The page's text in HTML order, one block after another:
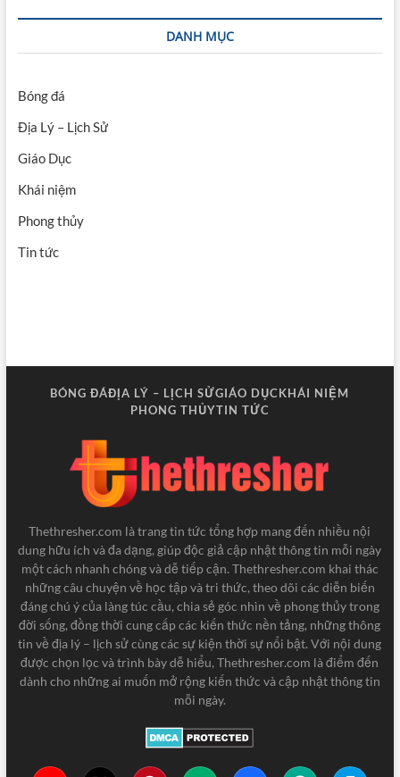
DANH MỤC
Bóng đá
Địa Lý – Lịch Sử
Giáo Dục
Khái niệm
Phong thủy
Tin tức
BÓNG ĐÁĐỊA LÝ – LỊCH SỬGIÁO DỤCKHÁI NIỆM
PHONG THỦYTIN TỨC
Thethresher.com là trang tin tức tổng hợp mang đến nhiều nội
dung hữu ích và đa dạng, giúp độc giả cập nhật thông tin mỗi ngày
một cách nhanh chóng và dễ tiếp cận. Thethresher.com khai thác
những câu chuyện về học tập và tri thức, theo dõi các diễn biến
đáng chú ý của làng túc cầu, chia sẻ góc nhìn về phong thủy trong
đời sống, đồng thời cung cấp các kiến thức nền tảng, những thông
tin về địa lý – lịch sử cùng các sự kiện thời sự nổi bật. Với nội dung
được chọn lọc và trình bày dễ hiểu, Thethresher.com là điểm đến
dành cho những ai muốn mở rộng kiến thức và cập nhật thông tin
mỗi ngày.